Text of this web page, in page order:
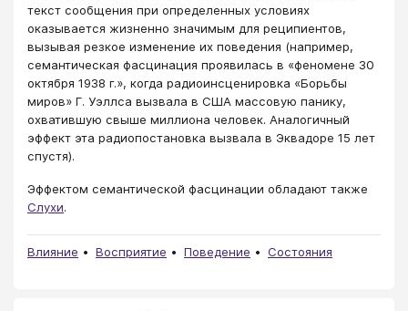
текст сообщения при определенных условиях
оказывается жизненно значимым для реципиентов,
вызывая резкое изменение их поведения (например,
семантическая фасцинация проявилась в «феномене 30
октября 1938 г.», когда радиоинсценировка «Борьбы
миров» Г. Уэллса вызвала в США массовую панику,
охватившую свыше миллиона человек. Аналогичный
эффект эта радиопостановка вызвала в Эквадоре 15 лет
спустя).
Эффектом семантической фасцинации обладают также
Слухи.
Влияние Восприятие Поведение Состояния